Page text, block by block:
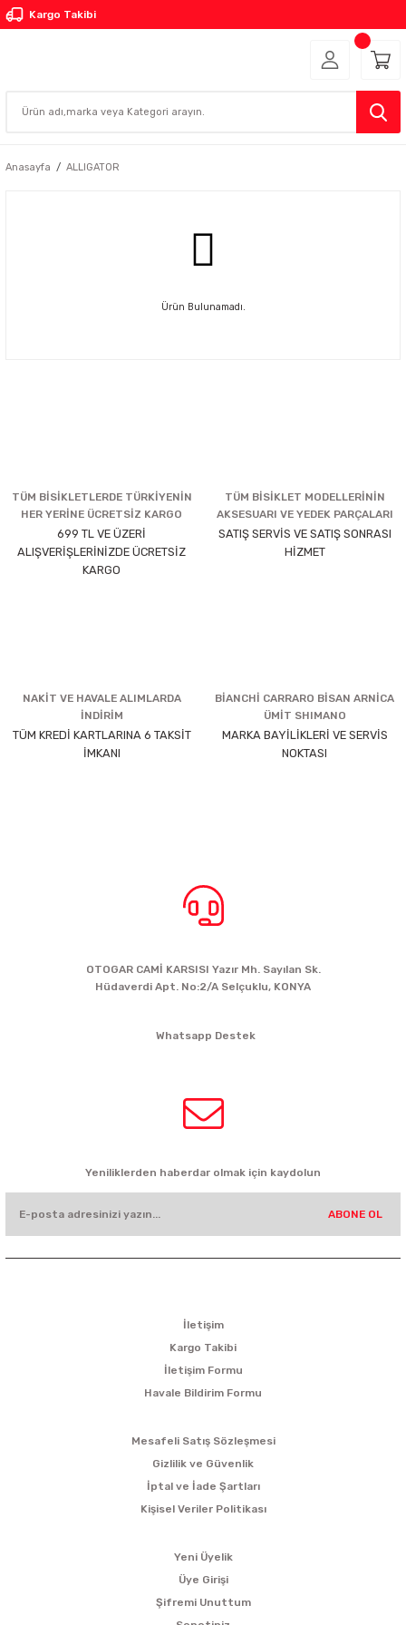
Kargo Takibi
Anasayfa ALLIGATOR
Ürün Bulunamadı.
TÜM BİSİKLETLERDE TÜRKİYENİN
HER YERİNE ÜCRETSİZ KARGO
699 TL VE ÜZERİ
ALIŞVERİŞLERİNİZDE ÜCRETSİZ
KARGO
TÜM BİSİKLET MODELLERİNİN
AKSESUARI VE YEDEK PARÇALARI
SATIŞ SERVİS VE SATIŞ SONRASI
HİZMET
NAKİT VE HAVALE ALIMLARDA
İNDİRİM
TÜM KREDİ KARTLARINA 6 TAKSİT
İMKANI
BİANCHİ CARRARO BİSAN ARNİCA
ÜMİT SHIMANO
MARKA BAYİLİKLERİ VE SERVİS
NOKTASI
OTOGAR CAMİ KARSISI Yazır Mh. Sayılan Sk.
Hüdaverdi Apt. No:2/A Selçuklu, KONYA
Whatsapp Destek
Yeniliklerden haberdar olmak için kaydolun
ABONE OL
İletişim
Kargo Takibi
İletişim Formu
Havale Bildirim Formu
Mesafeli Satış Sözleşmesi
Gizlilik ve Güvenlik
İptal ve İade Şartları
Kişisel Veriler Politikası
Yeni Üyelik
Üye Girişi
Şifremi Unuttum